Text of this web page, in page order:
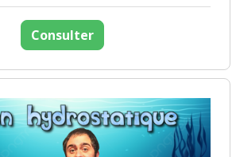
Consulter